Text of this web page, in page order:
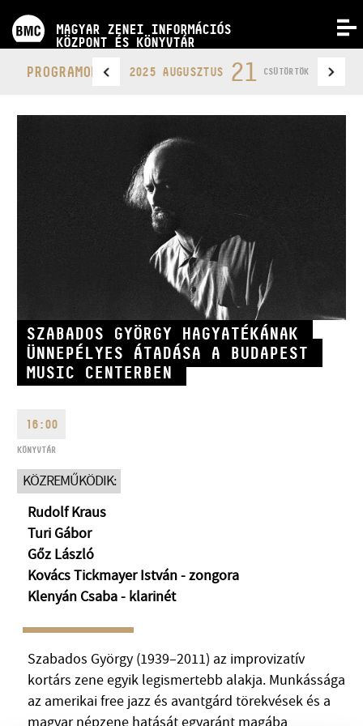
MAGYAR ZENEI INFORMÁCIÓS
KÖZPONT ÉS KÖNYVTÁR
VERSENYEK
KÉPZÉSEK
KIADVÁNYOK
RÓLUNK
KAPCSOLAT
VIDEÓ GALÉRIA
CÍM
EMAIL
infokozpont@bmc.hu
TELEFON
NYITVA TARTÁS
PROGRAMOK 2025 AUGUSZTUS 21 CSÜTÖRTÖK
SZABADOS GYÖRGY HAGYATÉKÁNAK
ÜNNEPÉLYES ÁTADÁSA A BUDAPEST
MUSIC CENTERBEN
16:00
KÖNYVTÁR
KÖZREMŰKÖDIK:
Rudolf Kraus
Turi Gábor
Gőz László
Kovács Tickmayer István - zongora
Klenyán Csaba - klarinét
Szabados György (1939–2011) az improvizatív
kortárs zene egyik legismertebb alakja. Munkássága
az amerikai free jazz és avantgárd törekvések és a